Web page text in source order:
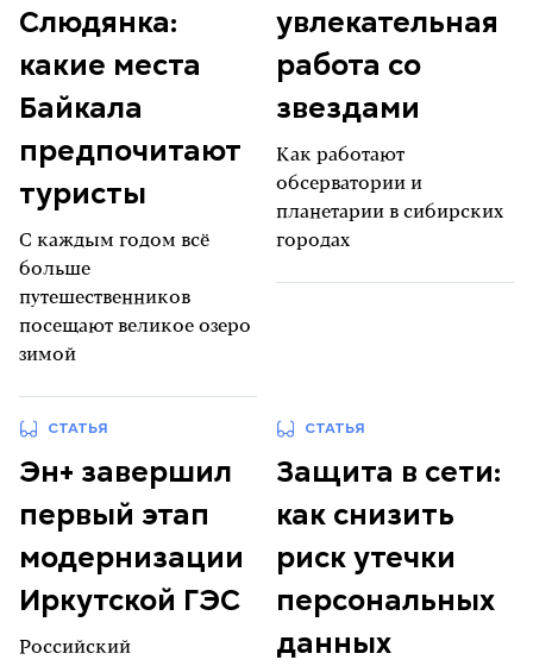
Слюдянка:
какие места
Байкала
предпочитают
туристы
С каждым годом всё
больше
путешественников
посещают великое озеро
зимой
увлекательная
работа со
звездами
Как работают
обсерватории и
планетарии в сибирских
городах
СТАТЬЯ
Эн+ завершил
первый этап
модернизации
Иркутской ГЭС
Российский
СТАТЬЯ
Защита в сети:
как снизить
риск утечки
персональных
данных